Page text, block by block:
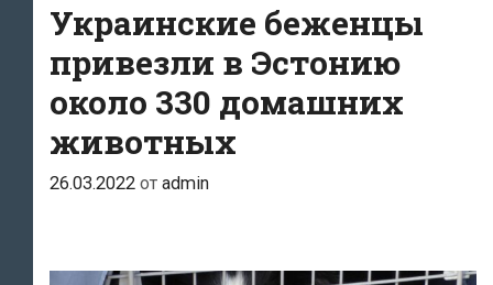
Украинские беженцы
привезли в Эстонию
около 330 домашних
животных
26.03.2022 от admin